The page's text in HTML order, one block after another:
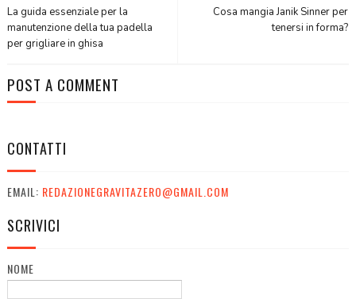
Cosa mangia Janik Sinner per
tenersi in forma?
La guida essenziale per la
manutenzione della tua padella
per grigliare in ghisa
POST A COMMENT
CONTATTI
EMAIL: REDAZIONEGRAVITAZERO@GMAIL.COM
SCRIVICI
NOME